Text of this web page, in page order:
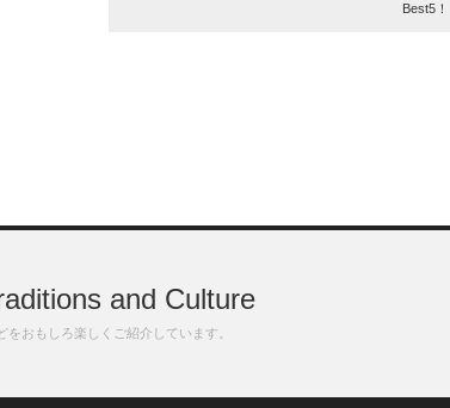
Best5！
and Culture
おもしろ楽しくご紹介しています。